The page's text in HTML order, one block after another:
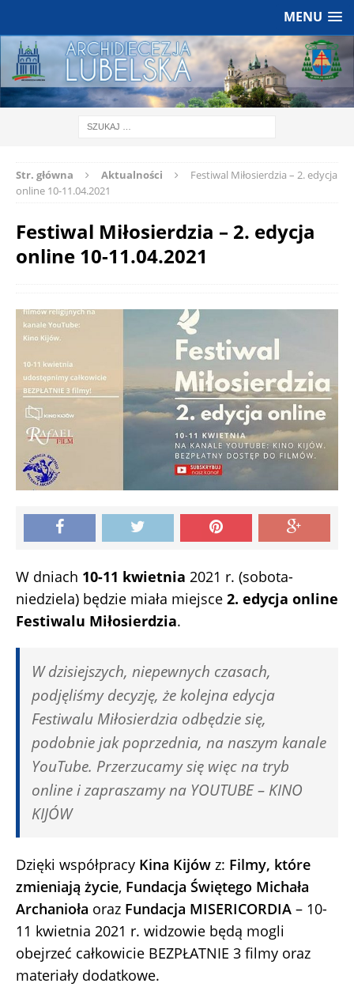
MENU
Str. główna Aktualności
Festiwal Miłosierdzia – 2. edycja
online 10-11.04.2021
Festiwal Miłosierdzia – 2. edycja
online 10-11.04.2021
W dniach 10-11 kwietnia 2021 r. (sobota-
niedziela) będzie miała miejsce 2. edycja online
Festiwalu Miłosierdzia.
W dzisiejszych, niepewnych czasach,
podjęliśmy decyzję, że kolejna edycja
Festiwalu Miłosierdzia odbędzie się,
podobnie jak poprzednia, na naszym kanale
YouTube. Przerzucamy się więc na tryb
online i zapraszamy na YOUTUBE – KINO
KIJÓW
Dzięki współpracy Kina Kijów z: Filmy, które
zmieniają życie, Fundacja Świętego Michała
Archanioła oraz Fundacja MISERICORDIA – 10-
11 kwietnia 2021 r. widzowie będą mogli
obejrzeć całkowicie BEZPŁATNIE 3 filmy oraz
materiały dodatkowe.